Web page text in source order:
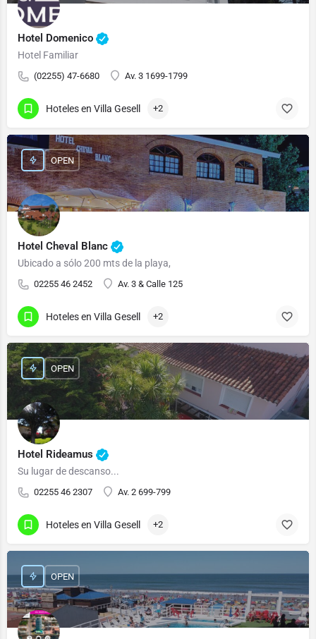
Hotel Domenico
Hotel Familiar
(02255) 47-6680 Av. 3 1699-1799
Hoteles en Villa Gesell +2
Hotel Cheval Blanc
Ubicado a sólo 200 mts de la playa,
02255 46 2452 Av. 3 & Calle 125
OPEN
Hoteles en Villa Gesell +2
Hotel Rideamus
Su lugar de descanso...
02255 46 2307 Av. 2 699-799
OPEN
Hoteles en Villa Gesell +2
OPEN